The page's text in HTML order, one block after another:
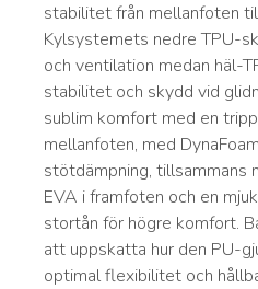
stabilitet från mellanfoten
Kylsystemets nedre TPU-
och ventilation medan häl-
stabilitet och skydd vid
sublim komfort med en
mellanfoten, med
stötdämpning, tillsammans
EVA i framfoten och en
stortån för högre komfort.
att uppskatta hur den PU-
optimal flexibilitet och